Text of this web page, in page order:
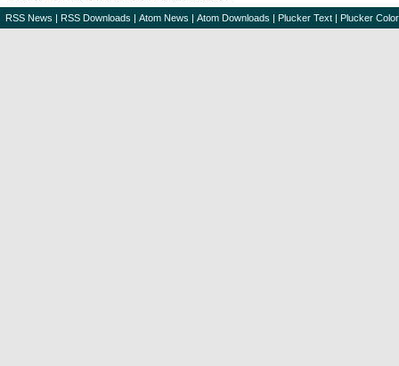
RSS News | RSS Downloads | Atom News | Atom Downloads | Plucker Text | Plucker Color